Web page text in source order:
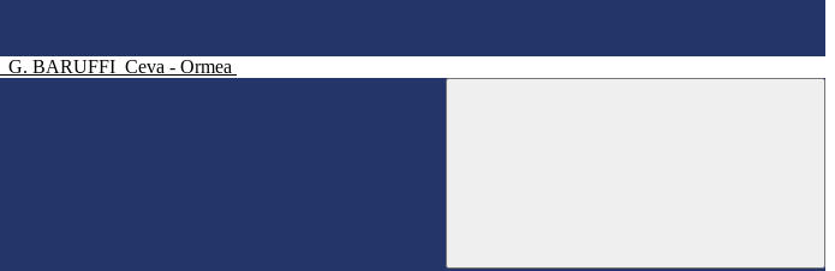
G. BARUFFI Ceva - Ormea